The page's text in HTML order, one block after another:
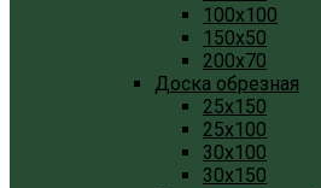
100x100
150x50
200x70
Доска обрезная
25x150
25x100
30x100
30x150